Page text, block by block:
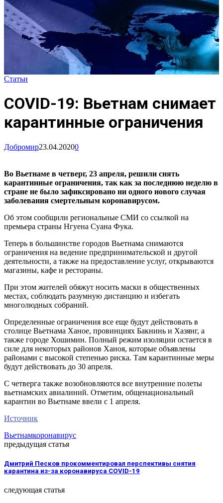
Статьи
COVID-19: Вьетнам снимает
карантинные ограничения
Добромир23.04.20200
Во Вьетнаме в четверг, 23 апреля, решили снять
карантинные ограничения, так как за последнюю неделю в
стране не было зафиксировано ни одного нового случая
заболевания смертельным коронавирусом.
Об этом сообщили региональные СМИ со ссылкой на
премьера страны Нгуена Суана Фука.
Теперь в большинстве городов Вьетнама снимаются
ограничения на ведение предпринимательской и другой
деятельности, а также на предоставление услуг, открываются
магазины, кафе и рестораны.
При этом жителей обяжут носить маски в общественных
местах, соблюдать разумную дистанцию и избегать
многолюдных собраний.
Определенные ограничения все еще будут действовать в
столице Вьетнама Ханое, провинциях Бакнинь и Хазянг, а
также городе Хошимин. Полный режим изоляции остается в
силе для некоторых районов Ханоя, которые объявлены
районами с высокой степенью риска. Там карантинные меры
будут действовать до 30 апреля.
С четверга также возобновляются все внутренние полеты
вьетнамских авиалиний. Отметим, общенациональный
карантин во Вьетнаме ввели с 1 апреля.
Источник
Вьетнамкоронавирус
предыдущая статья
Дмитрий Песков прокомментировал перспективы снятия
карантина из-за коронавируса COVID-19
следующая статья